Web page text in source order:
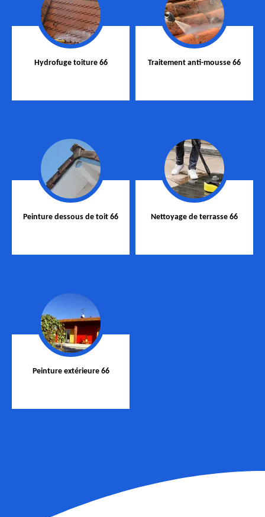
Hydrofuge toiture 66 Traitement anti-mousse 66
Peinture dessous de toit 66 Nettoyage de terrasse 66
Peinture extérieure 66